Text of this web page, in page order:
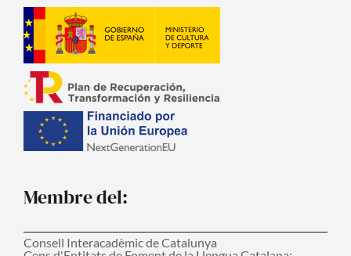
Membre del:
Consell Interacadèmic de Catalunya